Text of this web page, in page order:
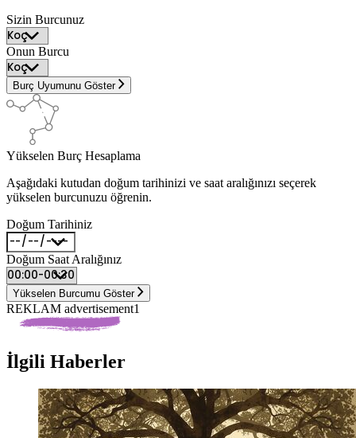
Sizin Burcunuz
Onun Burcu
Burç Uyumunu Göster
Yükselen Burç Hesaplama
Aşağıdaki kutudan doğum tarihinizi ve saat aralığınızı seçerek
yükselen burcunuzu öğrenin.
Doğum Tarihiniz
Doğum Saat Aralığınız
Yükselen Burcumu Göster
REKLAM advertisement1
İlgili Haberler